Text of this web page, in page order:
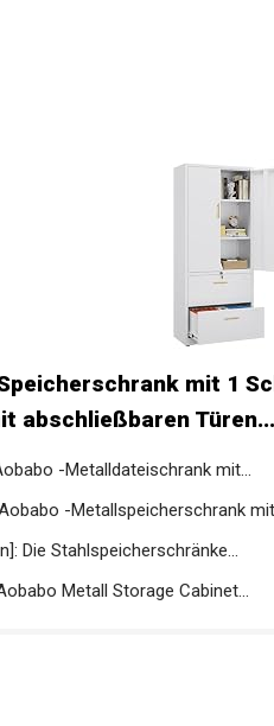
mit 1
abschließbaren Türen...
-Metalldateischrank mit...
-Metallspeicherschrank
Die Stahlspeicherschränke...
Metall Storage Cabinet...